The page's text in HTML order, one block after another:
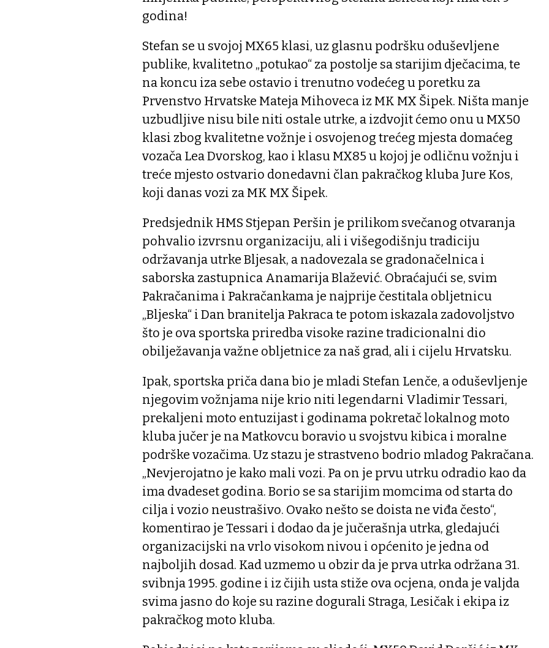
godina!
Stefan se u svojoj MX65 klasi, uz glasnu podršku oduševljene
publike, kvalitetno „potukao“ za postolje sa starijim dječacima, te
na koncu iza sebe ostavio i trenutno vodećeg u poretku za
Prvenstvo Hrvatske Mateja Mihoveca iz MK MX Šipek. Ništa manje
uzbudljive nisu bile niti ostale utrke, a izdvojit ćemo onu u MX50
klasi zbog kvalitetne vožnje i osvojenog trećeg mjesta domaćeg
vozača Lea Dvorskog, kao i klasu MX85 u kojoj je odličnu vožnju i
treće mjesto ostvario donedavni član pakračkog kluba Jure Kos,
koji danas vozi za MK MX Šipek.
Predsjednik HMS Stjepan Peršin je prilikom svečanog otvaranja
pohvalio izvrsnu organizaciju, ali i višegodišnju tradiciju
održavanja utrke Bljesak, a nadovezala se gradonačelnica i
saborska zastupnica Anamarija Blažević. Obraćajući se, svim
Pakračanima i Pakračankama je najprije čestitala obljetnicu
„Bljeska“ i Dan branitelja Pakraca te potom iskazala zadovoljstvo
što je ova sportska priredba visoke razine tradicionalni dio
obilježavanja važne obljetnice za naš grad, ali i cijelu Hrvatsku.
Ipak, sportska priča dana bio je mladi Stefan Lenče, a oduševljenje
njegovim vožnjama nije krio niti legendarni Vladimir Tessari,
prekaljeni moto entuzijast i godinama pokretač lokalnog moto
kluba jučer je na Matkovcu boravio u svojstvu kibica i moralne
podrške vozačima. Uz stazu je strastveno bodrio mladog Pakračana.
„Nevjerojatno je kako mali vozi. Pa on je prvu utrku odradio kao da
ima dvadeset godina. Borio se sa starijim momcima od starta do
cilja i vozio neustrašivo. Ovako nešto se doista ne viđa često“,
komentirao je Tessari i dodao da je jučerašnja utrka, gledajući
organizacijski na vrlo visokom nivou i općenito je jedna od
najboljih dosad. Kad uzmemo u obzir da je prva utrka održana 31.
svibnja 1995. godine i iz čijih usta stiže ova ocjena, onda je valjda
svima jasno do koje su razine dogurali Straga, Lesičak i ekipa iz
pakračkog moto kluba.